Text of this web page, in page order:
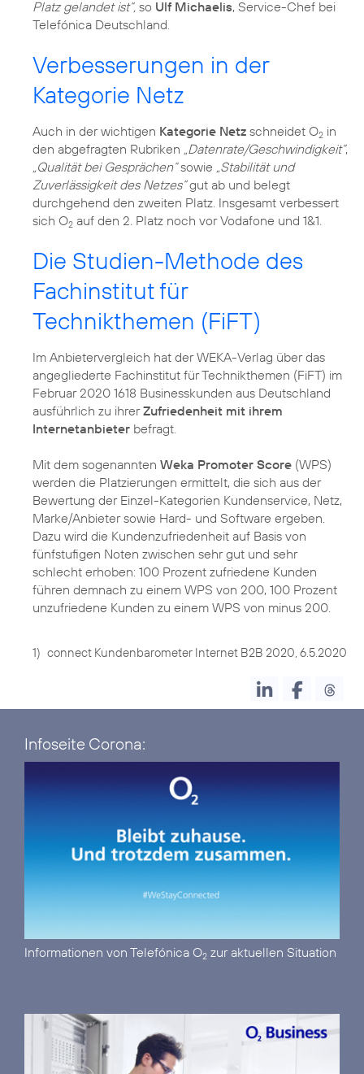
Platz gelandet ist“, so Ulf Michaelis, Service-Chef bei
Verbesserungen in der
Kategorie Netz
Auch in der wichtigen Kategorie Netz schneidet O2 in
den abgefragten Rubriken „Datenrate/Geschwindigkeit“,
„Qualität bei Gesprächen“sowie „Stabilität und
Zuverlässigkeit des Netzes“gut ab und belegt
durchgehend den zweiten Platz. Insgesamt verbessert
sich O2 auf den 2. Platz noch vor Vodafone und 1&1.
Die Studien-Methode des
Fachinstitut für
Technikthemen (FiFT)
Im Anbietervergleich hat der WEKA-Verlag über das
angegliederte Fachinstitut für Technikthemen (FiFT) im
Februar 2020 1618 Businesskunden aus Deutschland
ausführlich zu ihrerZufriedenheit mit ihrem
Internetanbieter befragt.
Mit dem sogenannten Weka Promoter Score (WPS)
werden die Platzierungen ermittelt, die sich aus der
Bewertung der Einzel-Kategorien Kundenservice, Netz,
Marke/Anbieter sowie Hard- und Software ergeben.
Dazu wird die Kundenzufriedenheit auf Basis von
fünfstufigen Noten zwischen sehr gut und sehr
schlecht erhoben: 100 Prozent zufriedene Kunden
führen demnach zu einem WPS von 200, 100 Prozent
unzufriedene Kunden zu einem WPS von minus 200.
1) connect Kundenbarometer Internet B2B 2020, 6.5.2020
Infoseite Corona:
Informationen von Telefónica O2 zur aktuellen Situation